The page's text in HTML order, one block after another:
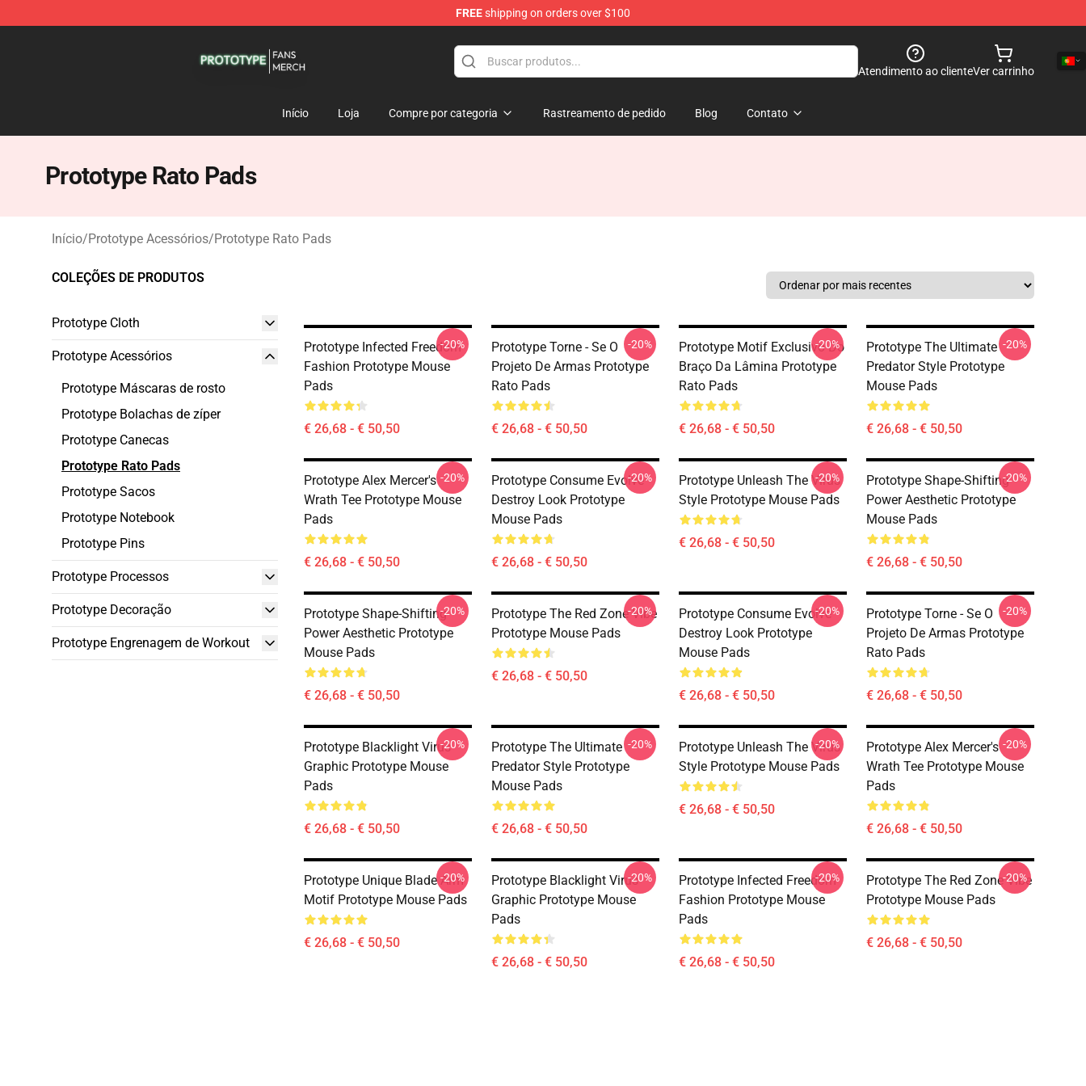
FREEshipping on orders over $100
Atendimento ao clienteVer carrinho
Início Loja Compre por categoria Rastreamento de pedido Blog Contato
Prototype Rato Pads
Início/Prototype Acessórios/Prototype Rato Pads
COLEÇÕES DE PRODUTOS
Prototype Cloth
Prototype Acessórios
Prototype Máscaras de rosto
Prototype Bolachas de zíper
Prototype Canecas
Prototype Rato Pads
Prototype Sacos
Prototype Notebook
Prototype Pins
Prototype Processos
Prototype Decoração
Prototype Engrenagem de Workout
Prototype Infected Freedom
Fashion Prototype Mouse
Pads
€ 26,68 - € 50,50
-20%
Prototype Torne - Se O
Projeto De Armas Prototype
Rato Pads
€ 26,68 - € 50,50
-20%
Prototype Motif Exclusivo Do
Braço Da Lâmina Prototype
Rato Pads
€ 26,68 - € 50,50
-20%
Prototype The Ultimate
Predator Style Prototype
Mouse Pads
€ 26,68 - € 50,50
-20%
Prototype Alex Mercer's
Wrath Tee Prototype Mouse
Pads
€ 26,68 - € 50,50
-20%
Prototype Consume Evolve
Destroy Look Prototype
Mouse Pads
€ 26,68 - € 50,50
-20%
Prototype Unleash The Virus
Style Prototype Mouse Pads
€ 26,68 - € 50,50
-20%
Prototype Shape-Shifting
Power Aesthetic Prototype
Mouse Pads
€ 26,68 - € 50,50
-20%
Prototype Shape-Shifting
Power Aesthetic Prototype
Mouse Pads
€ 26,68 - € 50,50
-20%
Prototype The Red Zone Vibe
Prototype Mouse Pads
€ 26,68 - € 50,50
-20%
Prototype Consume Evolve
Destroy Look Prototype
Mouse Pads
€ 26,68 - € 50,50
-20%
Prototype Torne - Se O
Projeto De Armas Prototype
Rato Pads
€ 26,68 - € 50,50
-20%
Prototype Blacklight Virus
Graphic Prototype Mouse
Pads
€ 26,68 - € 50,50
-20%
Prototype The Ultimate
Predator Style Prototype
Mouse Pads
€ 26,68 - € 50,50
-20%
Prototype Unleash The Virus
Style Prototype Mouse Pads
€ 26,68 - € 50,50
-20%
Prototype Alex Mercer's
Wrath Tee Prototype Mouse
Pads
€ 26,68 - € 50,50
-20%
Prototype Unique Blade Arm
Motif Prototype Mouse Pads
€ 26,68 - € 50,50
-20%
Prototype Blacklight Virus
Graphic Prototype Mouse
Pads
€ 26,68 - € 50,50
-20%
Prototype Infected Freedom
Fashion Prototype Mouse
Pads
€ 26,68 - € 50,50
-20%
Prototype The Red Zone Vibe
Prototype Mouse Pads
€ 26,68 - € 50,50
-20%